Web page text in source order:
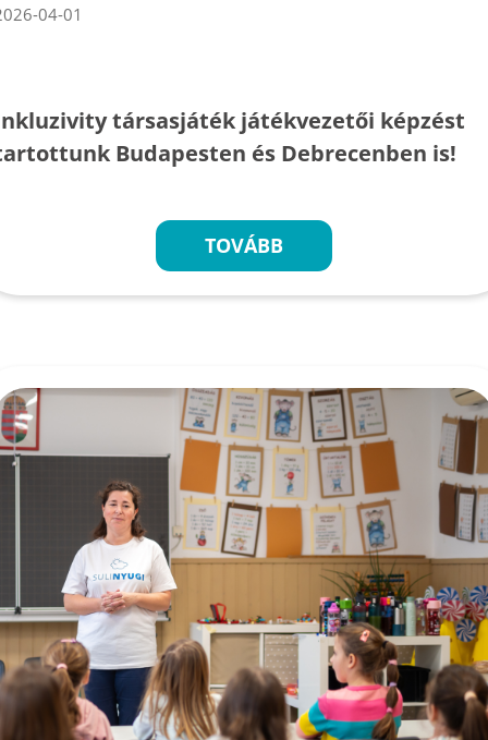
04-01
társasjáték játékvezetői képzést
Budapesten és Debrecenben is!
TOVÁBB